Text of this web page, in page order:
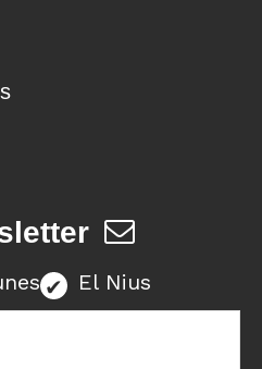
El Nius